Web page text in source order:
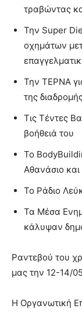
τραβώντας
Την Super
οχημάτων
Την ΤΕΡΝΑ
της
Τις Τέντες
βοήθειά του
Το
Αθανάσιο
Το Ράδιο
Τα Μέσα
κάλυψαν
Ραντεβού του
μας την 12-14/
Η Οργανωτική